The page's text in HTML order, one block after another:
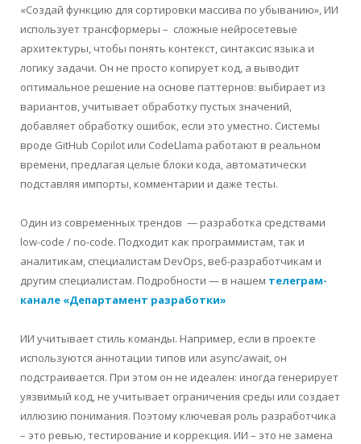
«Создай функцию для сортировки массива по убыванию», ИИ
использует трансформеры – сложные нейросетевые
архитектуры, чтобы понять контекст, синтаксис языка и
логику задачи. Он не просто копирует код, а выводит
оптимальное решение на основе паттернов: выбирает из
вариантов, учитывает обработку пустых значений,
добавляет обработку ошибок, если это уместно. Системы
вроде GitHub Copilot или CodeLlama работают в реальном
времени, предлагая целые блоки кода, автоматически
подставляя импорты, комментарии и даже тесты.
Один из современных трендов — разработка средствами
low-code / no-code. Подходит как программистам, так и
аналитикам, специалистам DevOps, веб-разработчикам и
другим специалистам. Подробности — в нашем телеграм-
канале «Департамент разработки»
ИИ учитывает стиль команды. Например, если в проекте
используются аннотации типов или async/await, он
подстраивается. При этом он не идеален: иногда генерирует
уязвимый код, не учитывает ограничения среды или создает
иллюзию понимания. Поэтому ключевая роль разработчика
– это ревью, тестирование и коррекция. ИИ – это не замена